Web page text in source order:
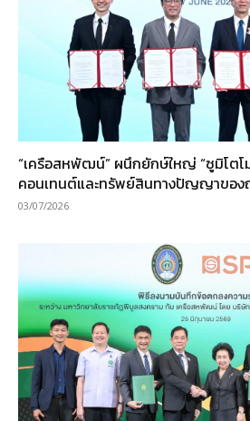
“เครือสหพัฒน์” ผนึกยักษ์ใหญ่ “ซูมิโตโ
คอนเทนต์และทรัพย์สินทางปัญญาของ
03/07/2026